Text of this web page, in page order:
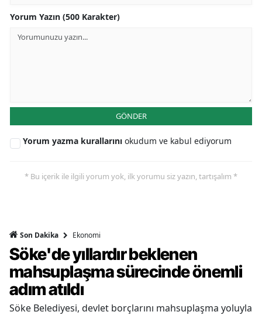
Yorum Yazın (500 Karakter)
GÖNDER
Yorum yazma kurallarını okudum ve kabul ediyorum
* Bu içerik ile ilgili yorum yok, ilk yorumu siz yazın, tartışalım *
Son Dakika Ekonomi
Söke'de yıllardır beklenen
mahsuplaşma sürecinde önemli
adım atıldı
Söke Belediyesi, devlet borçlarını mahsuplaşma yoluyla